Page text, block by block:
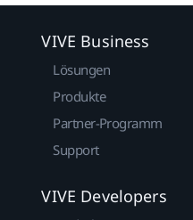
VIVE Business
Lösungen
Produkte
Partner-Programm
Support
VIVE Developers